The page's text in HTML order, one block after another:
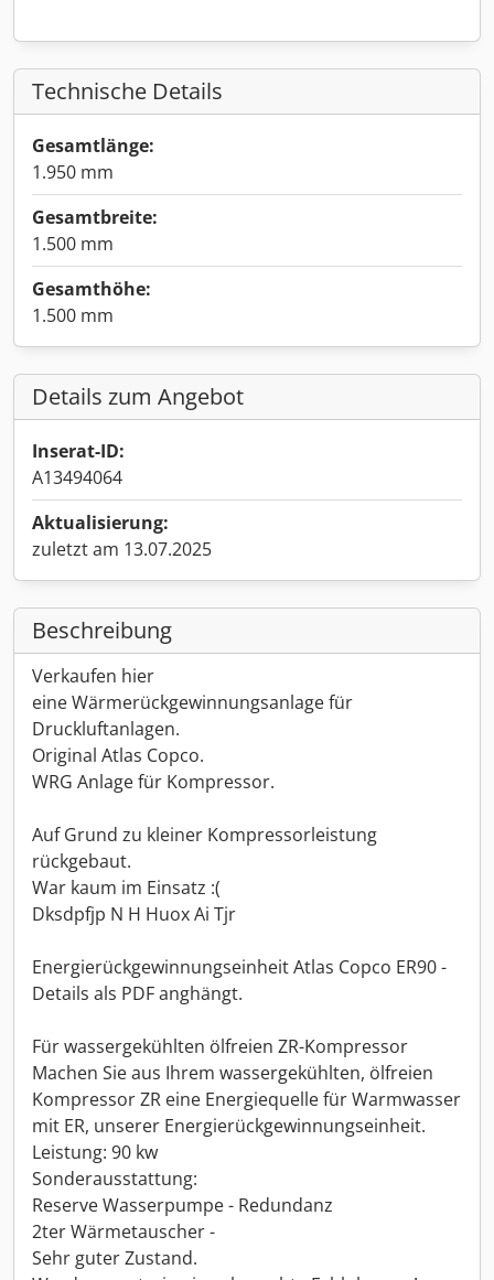
Technische Details
Gesamtlänge:
1.950 mm
Gesamtbreite:
1.500 mm
Gesamthöhe:
1.500 mm
Details zum Angebot
Inserat-ID:
A13494064
Aktualisierung:
zuletzt am 13.07.2025
Beschreibung
Verkaufen hier
eine Wärmerückgewinnungsanlage für
Druckluftanlagen.
Original Atlas Copco.
WRG Anlage für Kompressor.
Auf Grund zu kleiner Kompressorleistung
rückgebaut.
War kaum im Einsatz :(
Dksdpfjp N H Huox Ai Tjr
Energierückgewinnungseinheit Atlas Copco ER90 -
Details als PDF anghängt.
Für wassergekühlten ölfreien ZR-Kompressor
Machen Sie aus Ihrem wassergekühlten, ölfreien
Kompressor ZR eine Energiequelle für Warmwasser
mit ER, unserer Energierückgewinnungseinheit.
Leistung: 90 kw
Sonderausstattung:
Reserve Wasserpumpe - Redundanz
2ter Wärmetauscher -
Sehr guter Zustand.